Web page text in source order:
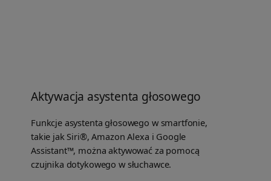
Aktywacja asystenta głosowego
Funkcje asystenta głosowego w smartfonie,
takie jak Siri®, Amazon Alexa i Google
Assistant™, można aktywować za pomocą
czujnika dotykowego w słuchawce.